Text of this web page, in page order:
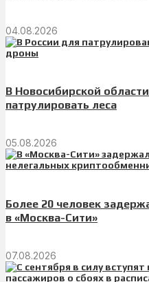
04.08.2026
В Новосибирской
патрулировать леса
05.08.2026
Более 20 человек
в «Москва-Сити»
07.08.2026